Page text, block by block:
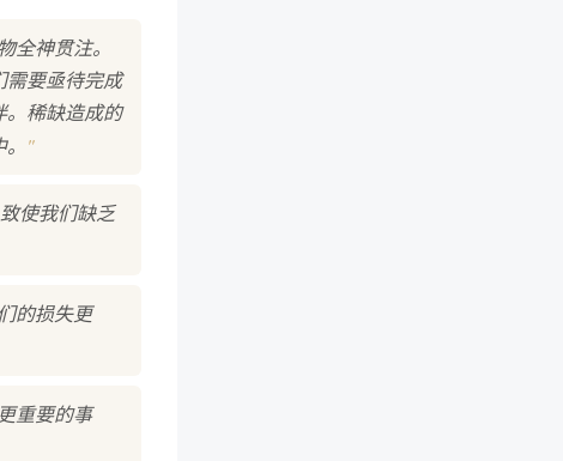
全神贯注。
需要亟待完成
。稀缺造成的
"
使我们缺乏
的损失更
重要的事